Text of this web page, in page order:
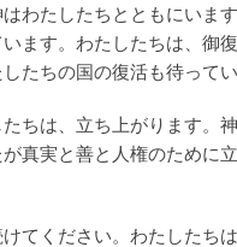
わたしたちとともにいま
ます。わたしたちは、御
たちの国の復活も待ってい
ちは、立ち上がります。
真実と善と人権のために
てください。わたしたち